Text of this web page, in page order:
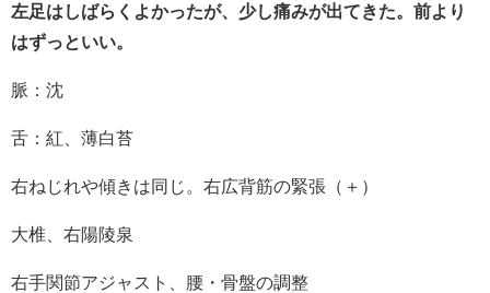
左足はしばらくよかったが、少し痛みが出てきた。前より
はずっといい。
脈：沈
舌：紅、薄白苔
右ねじれや傾きは同じ。右広背筋の緊張（＋）
大椎、右陽陵泉
右手関節アジャスト、腰・骨盤の調整